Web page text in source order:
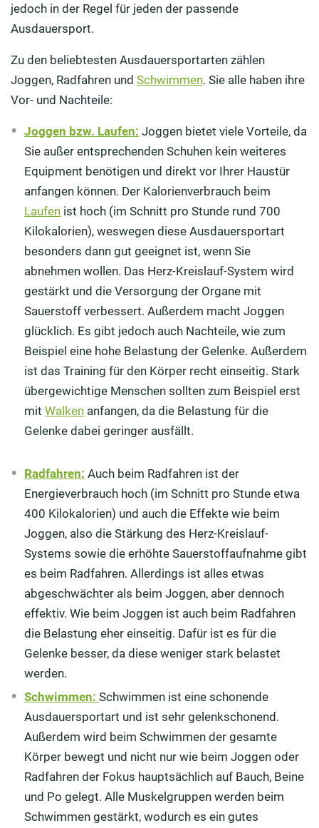
jedoch in der Regel für jeden der passende
Ausdauersport.
Zu den beliebtesten Ausdauersportarten zählen
Joggen, Radfahren und Schwimmen. Sie alle haben ihre
Vor- und Nachteile:
Joggen bzw. Laufen: Joggen bietet viele Vorteile, da
Sie außer entsprechenden Schuhen kein weiteres
Equipment benötigen und direkt vor Ihrer Haustür
anfangen können. Der Kalorienverbrauch beim
Laufen ist hoch (im Schnitt pro Stunde rund 700
Kilokalorien), weswegen diese Ausdauersportart
besonders dann gut geeignet ist, wenn Sie
abnehmen wollen. Das Herz-Kreislauf-System wird
gestärkt und die Versorgung der Organe mit
Sauerstoff verbessert. Außerdem macht Joggen
glücklich. Es gibt jedoch auch Nachteile, wie zum
Beispiel eine hohe Belastung der Gelenke. Außerdem
ist das Training für den Körper recht einseitig. Stark
übergewichtige Menschen sollten zum Beispiel erst
mitWalken anfangen, da die Belastung für die
Gelenke dabei geringer ausfällt.
Radfahren: Auch beim Radfahren ist der
Energieverbrauch hoch (im Schnitt pro Stunde etwa
400 Kilokalorien) und auch die Effekte wie beim
Joggen, also die Stärkung des Herz-Kreislauf-
Systems sowie die erhöhte Sauerstoffaufnahme gibt
es beim Radfahren. Allerdings ist alles etwas
abgeschwächter als beim Joggen, aber dennoch
effektiv. Wie beim Joggen ist auch beim Radfahren
die Belastung eher einseitig. Dafür ist es für die
Gelenke besser, da diese weniger stark belastet
werden.
Schwimmen:Schwimmen ist eine schonende
Ausdauersportart und ist sehr gelenkschonend.
Außerdem wird beim Schwimmen der gesamte
Körper bewegt und nicht nur wie beim Joggen oder
Radfahren der Fokus hauptsächlich auf Bauch, Beine
und Po gelegt. Alle Muskelgruppen werden beim
Schwimmen gestärkt, wodurch es ein gutes